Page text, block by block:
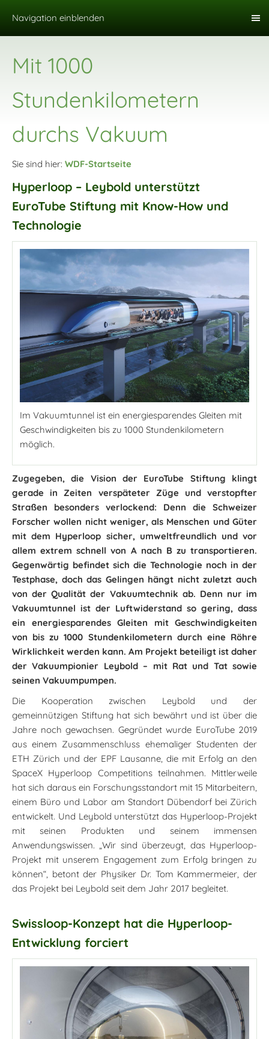
Navigation einblenden
Mit 1000
Stundenkilometern
durchs Vakuum
Sie sind hier: WDF-Startseite
Hyperloop – Leybold unterstützt
EuroTube Stiftung mit Know-How und
Technologie
Im Vakuumtunnel ist ein energiesparendes Gleiten mit
Geschwindigkeiten bis zu 1000 Stundenkilometern
möglich.
Zugegeben, die Vision der EuroTube Stiftung klingt
gerade in Zeiten verspäteter Züge und verstopfter
Straßen besonders verlockend: Denn die Schweizer
Forscher wollen nicht weniger, als Menschen und Güter
mit dem Hyperloop sicher, umweltfreundlich und vor
allem extrem schnell von A nach B zu transportieren.
Gegenwärtig befindet sich die Technologie noch in der
Testphase, doch das Gelingen hängt nicht zuletzt auch
von der Qualität der Vakuumtechnik ab. Denn nur im
Vakuumtunnel ist der Luftwiderstand so gering, dass
ein energiesparendes Gleiten mit Geschwindigkeiten
von bis zu 1000 Stundenkilometern durch eine Röhre
Wirklichkeit werden kann. Am Projekt beteiligt ist daher
der Vakuumpionier Leybold – mit Rat und Tat sowie
seinen Vakuumpumpen.
Die Kooperation zwischen Leybold und der
gemeinnützigen Stiftung hat sich bewährt und ist über die
Jahre noch gewachsen. Gegründet wurde EuroTube 2019
aus einem Zusammenschluss ehemaliger Studenten der
ETH Zürich und der EPF Lausanne, die mit Erfolg an den
SpaceX Hyperloop Competitions teilnahmen. Mittlerweile
hat sich daraus ein Forschungsstandort mit 15 Mitarbeitern,
einem Büro und Labor am Standort Dübendorf bei Zürich
entwickelt. Und Leybold unterstützt das Hyperloop-Projekt
mit seinen Produkten und seinem immensen
Anwendungswissen. „Wir sind überzeugt, das Hyperloop-
Projekt mit unserem Engagement zum Erfolg bringen zu
können“, betont der Physiker Dr. Tom Kammermeier, der
das Projekt bei Leybold seit dem Jahr 2017 begleitet.
Swissloop-Konzept hat die Hyperloop-
Entwicklung forciert